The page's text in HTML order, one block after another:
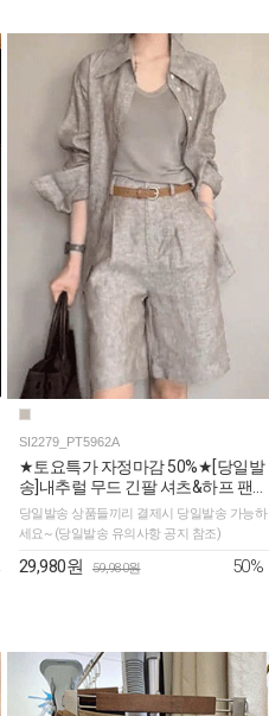
SI2279_PT5962A
★토요특가 자정마감 50%★[당일발
송]내추럴 무드 긴팔 셔츠&하프 팬츠
2SET
당일발송 상품들끼리 결제시 당일발송 가능하
세요~ (당일발송 유의사항 공지 참조)
29,980원 59,980원 50%